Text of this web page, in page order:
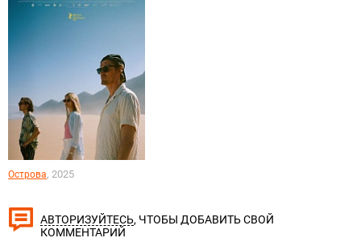
Острова, 2025
АВТОРИЗУЙТЕСЬ, ЧТОБЫ ДОБАВИТЬ СВОЙ
КОММЕНТАРИЙ